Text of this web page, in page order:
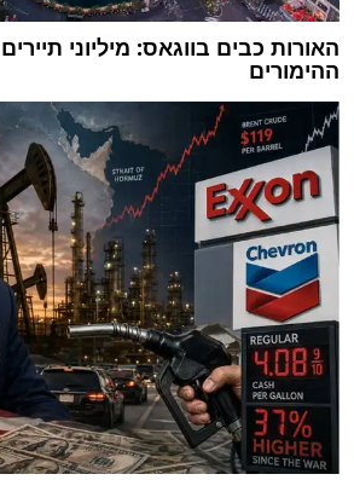
האורות כבים בווגאס: מיליוני
ההימורים